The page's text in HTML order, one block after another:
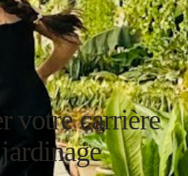
votre carrière